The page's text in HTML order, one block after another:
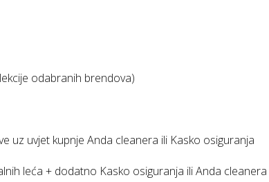
odabranih brendova)
uz uvjet kupnje Anda cleanera ili Kasko osiguranja
leća + dodatno Kasko osiguranja ili Anda cleanera